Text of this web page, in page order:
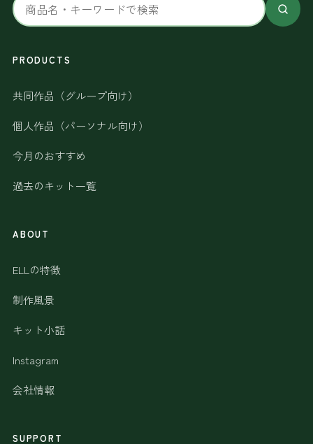
イ
内
索
PRODUCTS
共同作品（グループ向け）
個人作品（パーソナル向け）
今月のおすすめ
過去のキット一覧
ABOUT
ELLの特徴
制作風景
キット小話
Instagram
会社情報
SUPPORT